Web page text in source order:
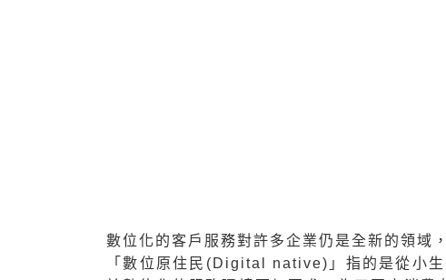
數位化的客戶服務對許多企業仍是全新的領域
「數位原住民(Digital native)」指的是從小